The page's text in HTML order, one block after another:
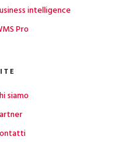
intelligence
Pro
siamo